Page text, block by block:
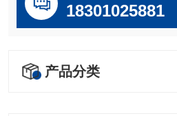
18301025881
产品分类